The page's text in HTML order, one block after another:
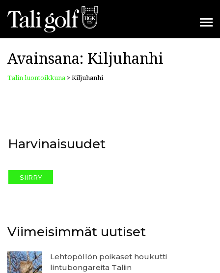
Avainsana: Kiljuhanhi
Talin luontoikkuna > Kiljuhanhi
Harvinaisuudet
SIIRRY
Viimeisimmät uutiset
Lehtopöllön poikaset houkutti
lintubongareita Taliin